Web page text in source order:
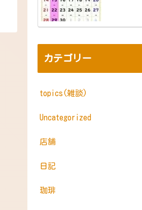
カテゴリー
topics(雑談)
Uncategorized
店舗
日記
珈琲